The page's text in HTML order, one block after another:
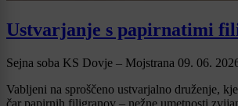
Ustvarjanje s papirnatimi
Sejna soba KS Dovje – Mojstrana 09. 06.
Vabljeni na sproščeno ustvarjalno druženje,